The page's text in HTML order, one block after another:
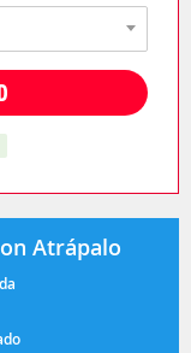
Atrápalo